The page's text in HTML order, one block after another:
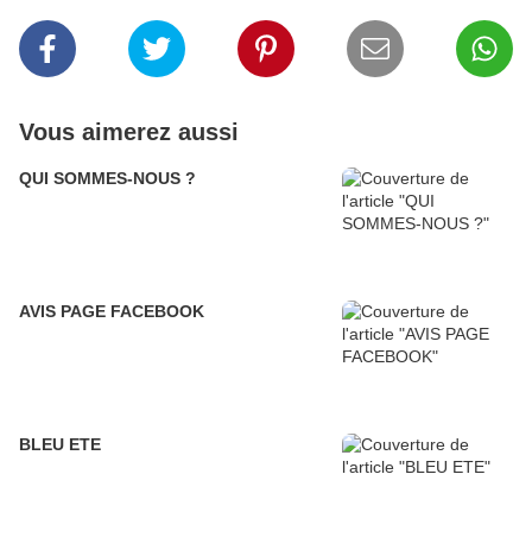
Vous aimerez aussi
QUI SOMMES-NOUS ?
AVIS PAGE FACEBOOK
BLEU ETE